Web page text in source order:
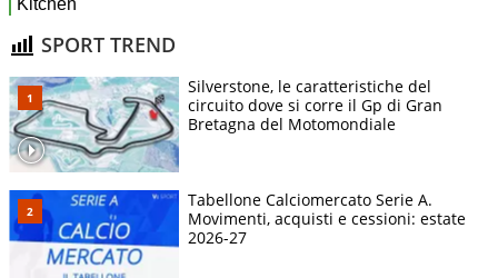
SPORT TREND
Silverstone, le caratteristiche del
circuito dove si corre il Gp di Gran
Bretagna del Motomondiale
Tabellone Calciomercato Serie A.
Movimenti, acquisti e cessioni: estate
2026-27